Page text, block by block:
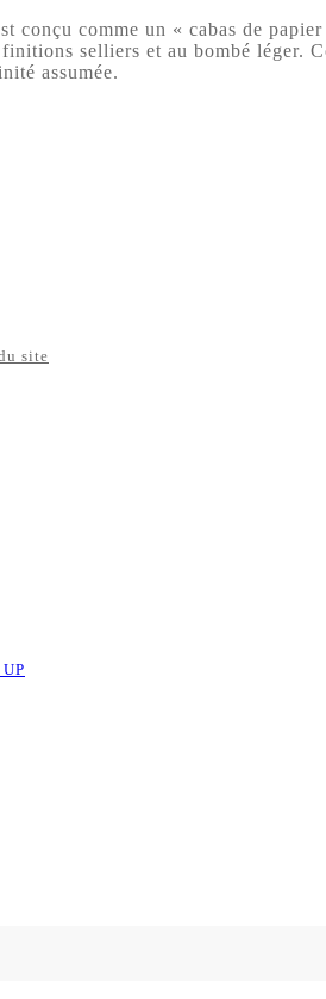
conçu comme un « cabas de
selliers et au bombé léger.
assumée.
site